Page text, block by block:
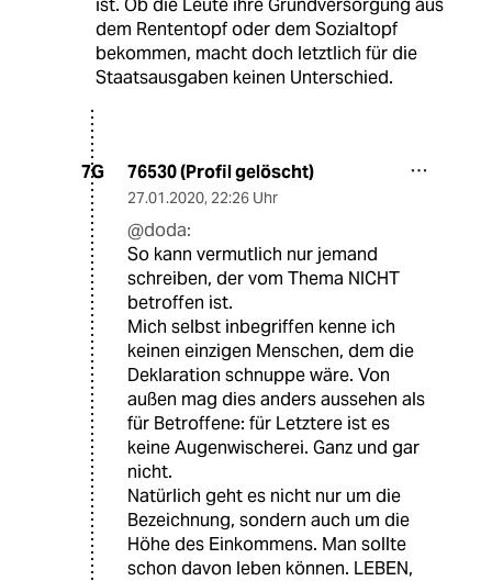
ist. Ob die Leute ihre Grundversorgung aus
dem Rententopf oder dem Sozialtopf
bekommen, macht doch letztlich für die
Staatsausgaben keinen Unterschied.
7G 76530 (Profil gelöscht)
27.01.2020, 22:26 Uhr
@doda:
So kann vermutlich nur jemand
schreiben, der vom Thema NICHT
betroffen ist.
Mich selbst inbegriffen kenne ich
keinen einzigen Menschen, dem die
Deklaration schnuppe wäre. Von
außen mag dies anders aussehen als
für Betroffene: für Letztere ist es
keine Augenwischerei. Ganz und gar
nicht.
Natürlich geht es nicht nur um die
Bezeichnung, sondern auch um die
Höhe des Einkommens. Man sollte
schon davon leben können. LEBEN,